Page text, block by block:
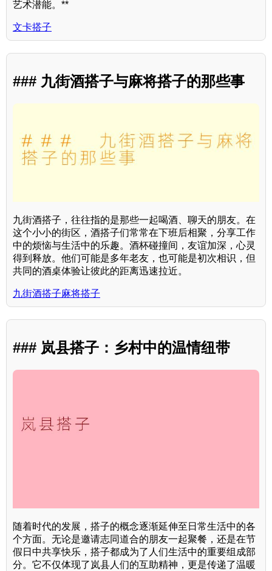
艺术潜能。**
文卡搭子
### 九街酒搭子与麻将搭子的那些事
九街酒搭子，往往指的是那些一起喝酒、聊天的朋友。在
这个小小的街区，酒搭子们常常在下班后相聚，分享工作
中的烦恼与生活中的乐趣。酒杯碰撞间，友谊加深，心灵
得到释放。他们可能是多年老友，也可能是初次相识，但
共同的酒桌体验让彼此的距离迅速拉近。
九街酒搭子麻将搭子
### 岚县搭子：乡村中的温情纽带
随着时代的发展，搭子的概念逐渐延伸至日常生活中的各
个方面。无论是邀请志同道合的朋友一起聚餐，还是在节
假日中共享快乐，搭子都成为了人们生活中的重要组成部
分。它不仅体现了岚县人们的互助精神，更是传递了温暖